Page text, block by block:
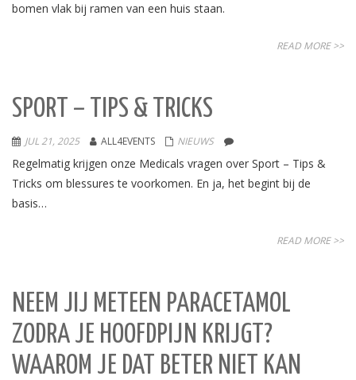
bomen vlak bij ramen van een huis staan.
READ MORE >>
SPORT – TIPS & TRICKS
JUL 21, 2025 ALL4EVENTS NIEUWS
Regelmatig krijgen onze Medicals vragen over Sport – Tips &
Tricks om blessures te voorkomen. En ja, het begint bij de
basis…
READ MORE >>
NEEM JIJ METEEN PARACETAMOL
ZODRA JE HOOFDPIJN KRIJGT?
WAAROM JE DAT BETER NIET KAN